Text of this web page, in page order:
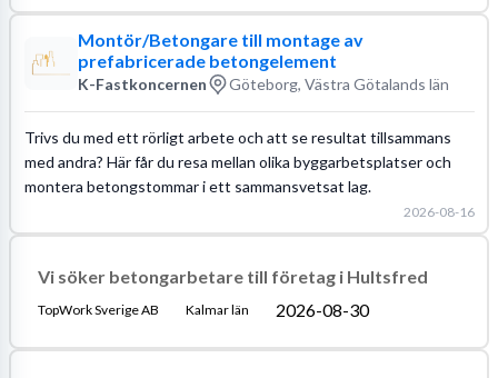
Montör/Betongare till montage av
prefabricerade betongelement
K-Fastkoncernen Göteborg, Västra Götalands län
Trivs du med ett rörligt arbete och att se resultat tillsammans
med andra? Här får du resa mellan olika byggarbetsplatser och
montera betongstommar i ett sammansvetsat lag.
2026-08-16
Vi söker betongarbetare till företag i Hultsfred
TopWork Sverige AB Kalmar län 2026-08-30